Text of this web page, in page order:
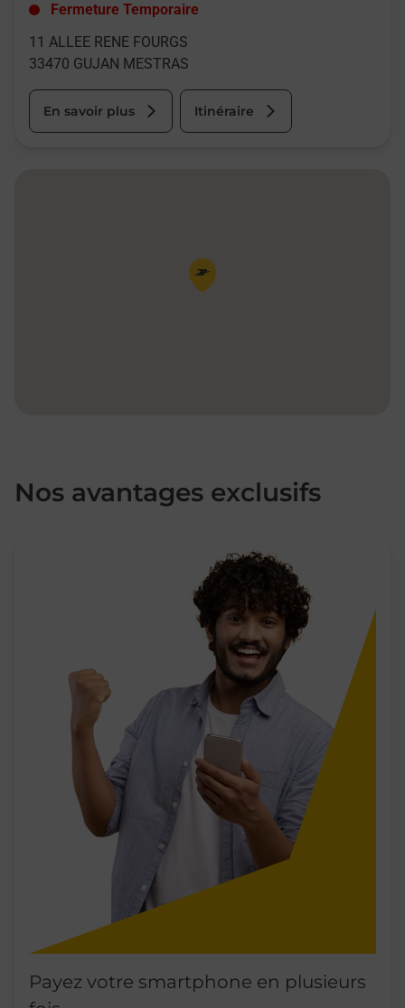
Fermeture Temporaire
11 ALLEE RENE FOURGS
33470 GUJAN MESTRAS
En savoir plus Itinéraire
Pin de la carte
Nos avantages exclusifs
Payez votre smartphone en plusieurs